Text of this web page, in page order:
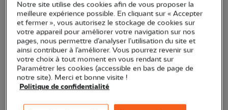
puissants".Voir plus
Quantité
En stock
Ajouter au panier
Notre site utilise des cookies afin de vous proposer la
meilleure expérience possible. En cliquant sur « Accepter
et fermer », vous autorisez le stockage de cookies sur
votre appareil pour améliorer votre navigation sur nos
pages, nous permettre d’analyser l’utilisation du site et
ainsi contribuer à l’améliorer. Vous pourrez revenir sur
votre choix à tout moment en vous rendant sur
Paramétrer les cookies (accessible en bas de page de
notre site). Merci et bonne visite !
Politique de confidentialité